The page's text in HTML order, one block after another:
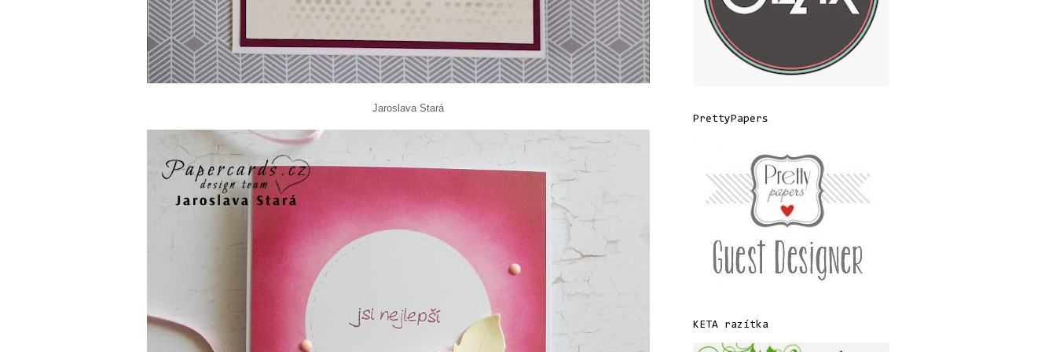
Jaroslava Stará
PrettyPapers
KETA razítka